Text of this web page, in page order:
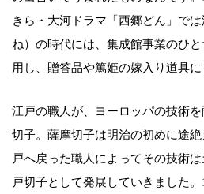
きら・大河ドラマ「西郷どん」で
ね）の時代には、集成館事業のひ
用し、贈答品や篤姫の嫁入り道具に
江戸の職人が、ヨーロッパの技術
切子。薩摩切子は明治の初めに途
戸へ戻った職人によってその技術
戸切子として発展していきました